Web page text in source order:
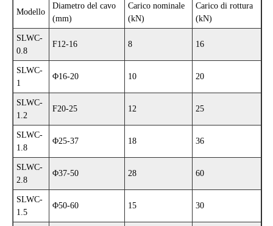
Modello
Diametro del cavo
(mm)
Carico nominale
(kN)
Carico di rottura
(kN)
SLWC-
0.8
F12-16 8 16
SLWC-
1
Φ16-20 10 20
SLWC-
1.2
F20-25 12 25
SLWC-
1.8
Φ25-37 18 36
SLWC-
2.8
Φ37-50 28 60
SLWC-
1.5
Φ50-60 15 30